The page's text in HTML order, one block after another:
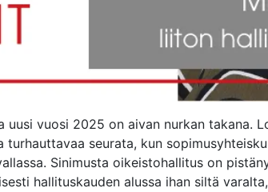
uusi vuosi 2025 on aivan nurkan takana.
seurata, kun
Sinimusta oikeistohallitus on
hallituskauden alussa ihan siltä